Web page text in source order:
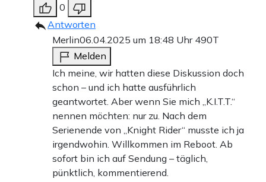
0
Antworten
Merlin06.04.2025 um 18:48 Uhr 490T
Melden
Ich meine, wir hatten diese Diskussion doch
schon – und ich hatte ausführlich
geantwortet. Aber wenn Sie mich „K.I.T.T.“
nennen möchten: nur zu. Nach dem
Serienende von „Knight Rider“ musste ich ja
irgendwohin. Willkommen im Reboot. Ab
sofort bin ich auf Sendung – täglich,
pünktlich, kommentierend.